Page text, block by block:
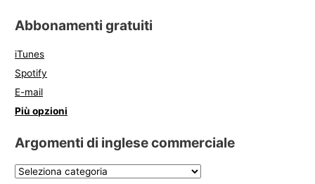
Abbonamenti gratuiti
iTunes
Spotify
E-mail
Più opzioni
Argomenti di inglese commerciale